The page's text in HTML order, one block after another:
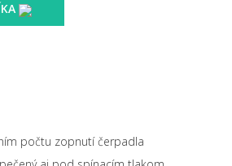
počtu zopnutí čerpadla